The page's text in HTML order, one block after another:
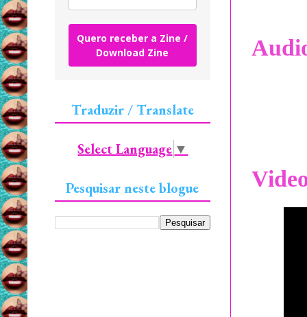
Quero receber a Zine /
Download Zine
Traduzir / Translate
Select Language ▼
Pesquisar neste blogue